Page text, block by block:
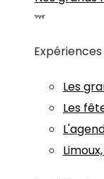
Les
Les